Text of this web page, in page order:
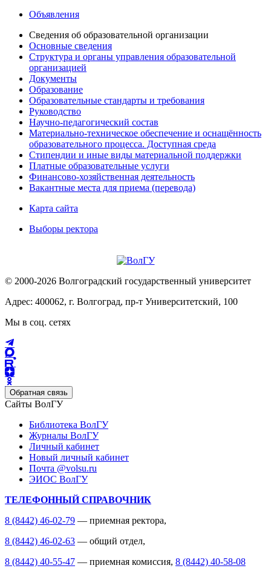
Объявления
Сведения об образовательной организации
Основные сведения
Структура и органы управления образовательной
организацией
Документы
Образование
Образовательные стандарты и требования
Руководство
Научно-педагогический состав
Материально-техническое обеспечение и оснащённость
образовательного процесса. Доступная среда
Стипендии и иные виды материальной поддержки
Платные образовательные услуги
Финансово-хозяйственная деятельность
Вакантные места для приема (перевода)
Карта сайта
Выборы ректора
© 2000-2026 Волгоградский государственный университет
Адрес: 400062, г. Волгоград, пр-т Университетский, 100
Мы в соц. сетях
Обратная связь
Сайты ВолГУ
Библиотека ВолГУ
Журналы ВолГУ
Личный кабинет
Новый личный кабинет
Почта @volsu.ru
ЭИОС ВолГУ
ТЕЛЕФОННЫЙ СПРАВОЧНИК
8 (8442) 46-02-79 — приемная ректора,
8 (8442) 46-02-63 — общий отдел,
8 (8442) 40-55-47 — приемная комиссия, 8 (8442) 40-58-08